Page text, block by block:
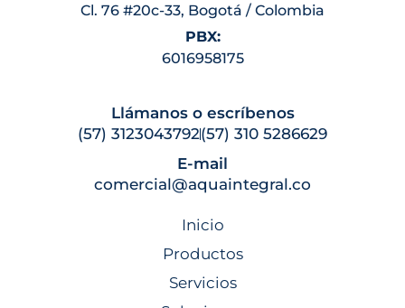
Cl. 76 #20c-33, Bogotá / Colombia
PBX:
6016958175
Llámanos o escríbenos
(57) 3123043792(57) 310 5286629
E-mail
comercial@aquaintegral.co
Inicio
Productos
Servicios